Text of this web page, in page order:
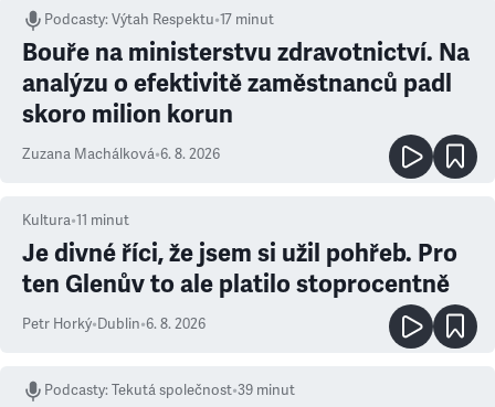
Podcasty:Výtah Respektu•17 minut
Bouře na ministerstvu zdravotnictví. Na
analýzu o efektivitě zaměstnanců padl
skoro milion korun
Zuzana Machálková•6. 8. 2026
Kultura•11 minut
Je divné říci, že jsem si užil pohřeb. Pro
ten Glenův to ale platilo stoprocentně
Petr Horký•Dublin•6. 8. 2026
Podcasty:Tekutá společnost•39 minut